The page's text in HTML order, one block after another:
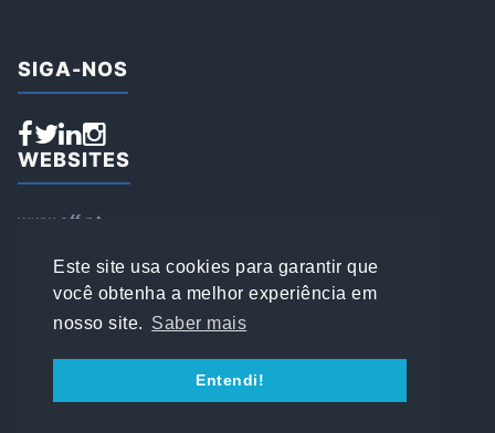
Este site usa cookies para garantir que
você obtenha a melhor experiência em
nosso site. Saber mais
Entendi!
SIGA-NOS
WEBSITES
www.aff.pt
www.loja.affsports.pt
PESQUISAR